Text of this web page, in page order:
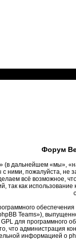
Форум
дальнейшем «мы»,
ними, пожалуйста, не
всё возможное,
так как
Teams»),
для программного
что администрация
информацией о